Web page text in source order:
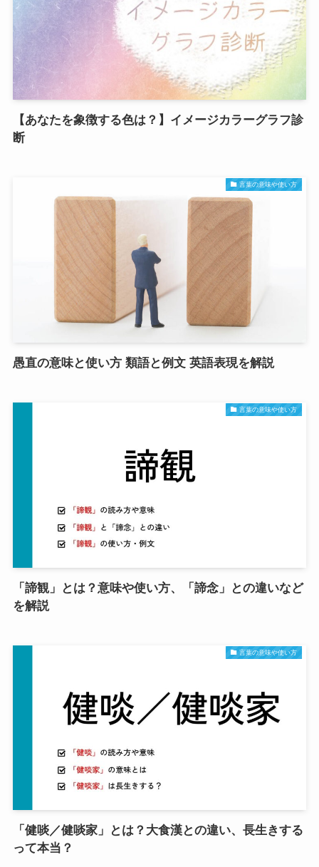
【あなたを象徴する色は？】イメージカラーグラフ診
断
言葉の意味や使い方
愚直の意味と使い方 類語と例文 英語表現を解説
言葉の意味や使い方
「諦観」とは？意味や使い方、「諦念」との違いなど
を解説
言葉の意味や使い方
「健啖／健啖家」とは？大食漢との違い、長生きする
って本当？